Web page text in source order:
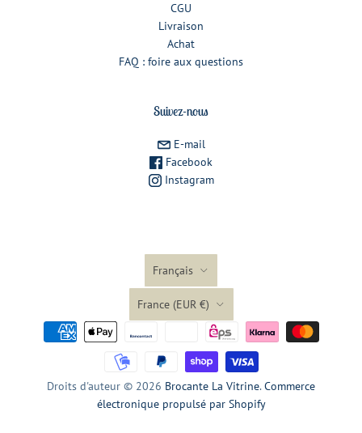
CGU
Livraison
Achat
FAQ : foire aux questions
Suivez-nous
E-mail
Facebook
Instagram
Langue
Français
Pays
France (EUR €)
Droits d'auteur © 2026 Brocante La Vitrine.Commerce
électronique propulsé par Shopify